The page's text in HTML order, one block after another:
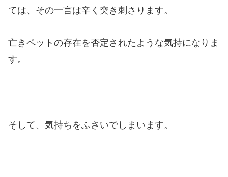
ては、その一言は辛く突き刺さります。
亡きペットの存在を否定されたような気持になりま
す。
そして、気持ちをふさいでしまいます。